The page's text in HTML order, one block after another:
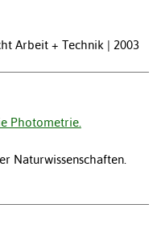
Arbeit + Technik | 2003
Photometrie.
Naturwissenschaften.